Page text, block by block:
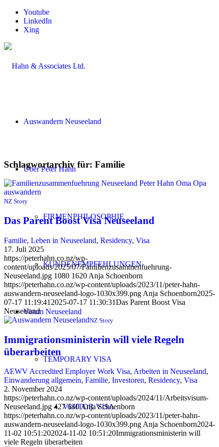
Youtube
LinkedIn
Xing
Auswandern Neuseeland
Über Peter Hahn
FIRMENPHILOSOPHIE
KUNDENEMPFEHLUNGEN
Visum Neuseeland
TEMPORARY VISA
VISITOR VISA
Schlagwortarchiv für: Familie
NZ Story
Das Parent Boost Visa Neuseeland
Familie, Leben in Neuseeland, Residency, Visa
17. Juli 2025
https://peterhahn.co.nz/wp-
content/uploads/2025/07/Familienzusammenfuehrung-
Neuseeland.jpg 1080 1620 Anja Schoenborn
https://peterhahn.co.nz/wp-content/uploads/2023/11/peter-hahn-
auswandern-neuseeland-logo-1030x399.png Anja Schoenborn2025-
07-17 11:19:41 2025-07-17 11:30:31Das Parent Boost Visa
Neuseeland
NZ Story
Immigrationsministerin will viele Regeln
überarbeiten
AEWV Accredited Employer Work Visa, Arbeiten in Neuseeland,
Einwanderung allgemein, Familie, Investoren, Residency, Visa
2. November 2024
https://peterhahn.co.nz/wp-content/uploads/2024/11/Arbeitsvisum-
Neuseeland.jpg 427 640Anja Schoenborn
https://peterhahn.co.nz/wp-content/uploads/2023/11/peter-hahn-
auswandern-neuseeland-logo-1030x399.png Anja Schoenborn2024-
11-02 10:51:202024-11-02 10:51:20Immigrationsministerin will
viele Regeln überarbeiten